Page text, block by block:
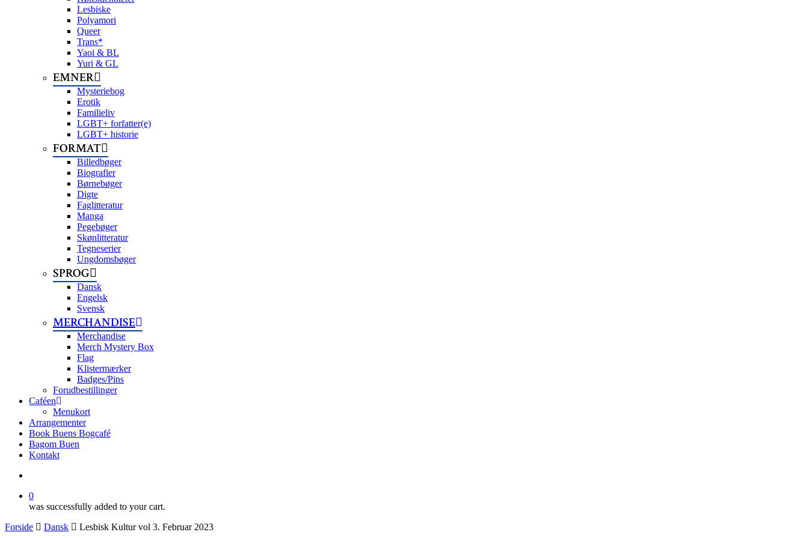
Lesbiske
Polyamori
Queer
Trans*
Yaoi & BL
Yuri & GL
EMNER
Mysteriebog
Erotik
Familieliv
LGBT+ forfatter(e)
LGBT+ historie
FORMAT
Billedbøger
Biografier
Børnebøger
Digte
Faglitteratur
Manga
Pegebøger
Skønlitteratur
Tegneserier
Ungdomsbøger
SPROG
Dansk
Engelsk
Svensk
MERCHANDISE
Merchandise
Merch Mystery Box
Flag
Klistermærker
Badges/Pins
Forudbestillinger
Caféen
Menukort
Arrangementer
Book Buens Bogcafé
Bagom Buen
Kontakt
0
was successfully added to your cart.
Forside
Dansk Lesbisk Kultur vol 3. Februar 2023